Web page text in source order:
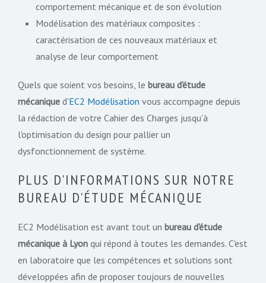
comportement mécanique et de son évolution
Modélisation des matériaux composites :
caractérisation de ces nouveaux matériaux et
analyse de leur comportement
Quels que soient vos besoins, le bureau d'étude
mécanique d'EC2 Modélisation vous accompagne depuis
la rédaction de votre Cahier des Charges jusqu'à
l'optimisation du design pour pallier un
dysfonctionnement de système.
PLUS D'INFORMATIONS SUR NOTRE
BUREAU D'ÉTUDE MÉCANIQUE
EC2 Modélisation est avant tout un bureau d'étude
mécanique à Lyon qui répond à toutes les demandes. C'est
en laboratoire que les compétences et solutions sont
développées afin de proposer toujours de nouvelles